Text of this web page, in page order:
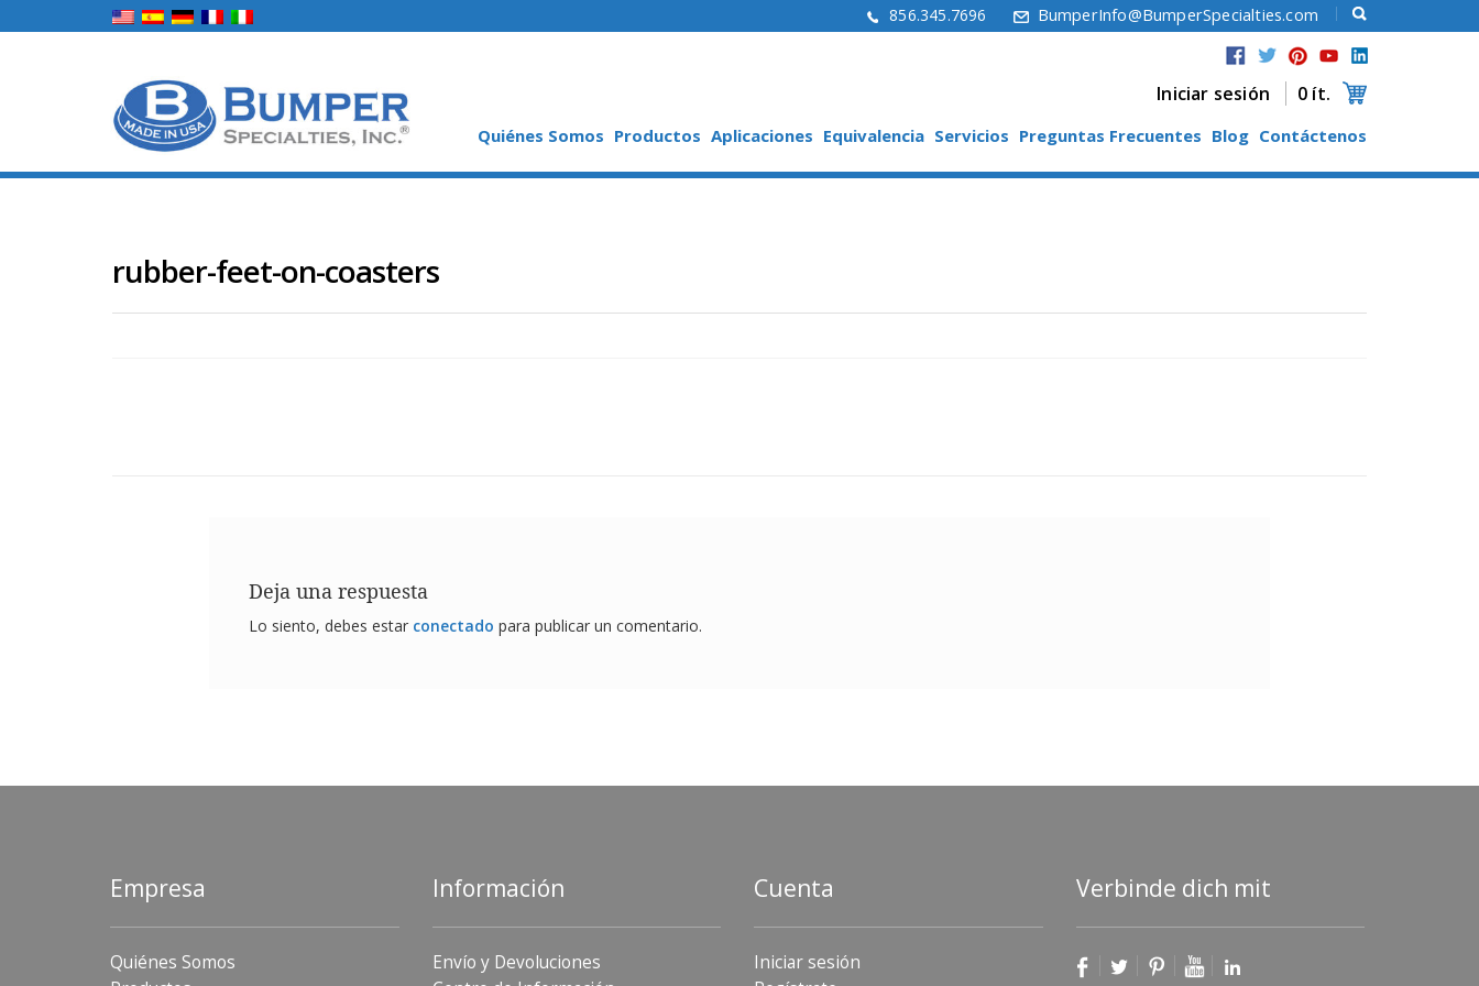
856.345.7696 BumperInfo@BumperSpecialties.com
Iniciar sesión 0 ít.
Quiénes Somos Productos Aplicaciones Equivalencia Servicios Preguntas Frecuentes Blog Contáctenos
rubber-feet-on-coasters
Deja una respuesta
Lo siento, debes estar conectado para publicar un comentario.
Empresa
Quiénes Somos
Información
Envío y Devoluciones
Cuenta
Iniciar sesión
Verbinde dich mit